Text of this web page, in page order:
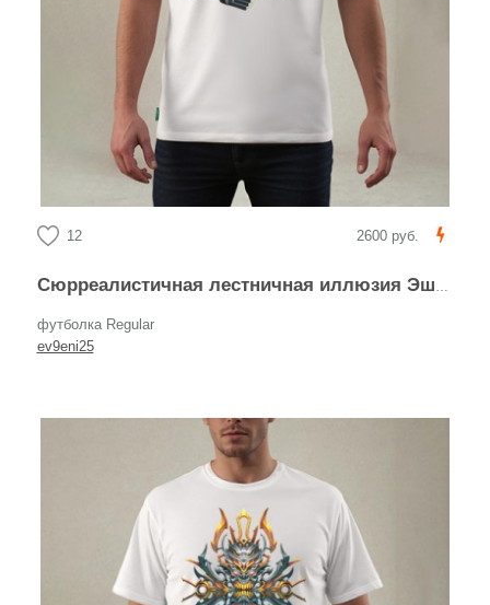
12 2600 руб.
Сюрреалистичная лестничная иллюзия Эшера
футболка Regular
ev9eni25